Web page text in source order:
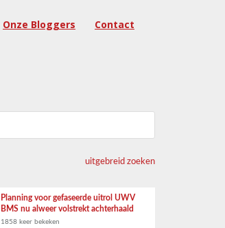
Onze Bloggers Contact
uitgebreid zoeken
Planning voor gefaseerde uitrol UWV
BMS nu alweer volstrekt achterhaald
1858 keer bekeken